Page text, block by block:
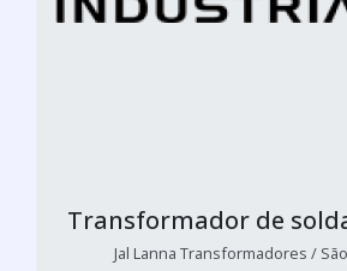
Transformador de
Jal Lanna Transformadores /